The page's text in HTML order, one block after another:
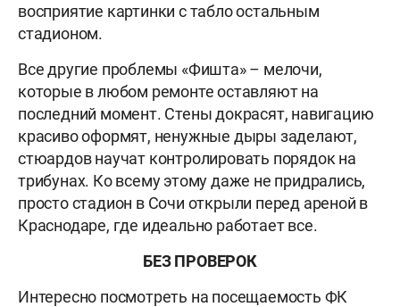
восприятие картинки с табло остальным
стадионом.
Все другие проблемы «Фишта» – мелочи,
которые в любом ремонте оставляют на
последний момент. Стены докрасят, навигацию
красиво оформят, ненужные дыры заделают,
стюардов научат контролировать порядок на
трибунах. Ко всему этому даже не придрались,
просто стадион в Сочи открыли перед ареной в
Краснодаре, где идеально работает все.
БЕЗ ПРОВЕРОК
Интересно посмотреть на посещаемость ФК